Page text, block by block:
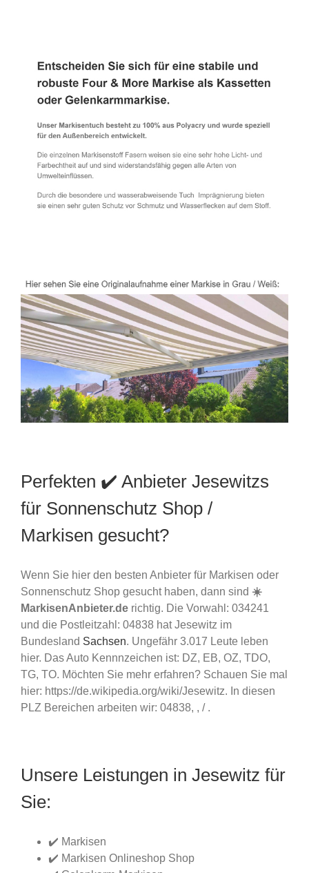
Perfekten ✔️ Anbieter Jesewitzs
für Sonnenschutz Shop /
Markisen gesucht?
Wenn Sie hier den besten Anbieter für Markisen oder
Sonnenschutz Shop gesucht haben, dann sind ☀️
MarkisenAnbieter.de richtig. Die Vorwahl: 034241
und die Postleitzahl: 04838 hat Jesewitz im
Bundesland Sachsen. Ungefähr 3.017 Leute leben
hier. Das Auto Kennnzeichen ist: DZ, EB, OZ, TDO,
TG, TO. Möchten Sie mehr erfahren? Schauen Sie mal
hier: https://de.wikipedia.org/wiki/Jesewitz. In diesen
PLZ Bereichen arbeiten wir: 04838, , / .
Unsere Leistungen in Jesewitz für
Sie:
✔️ Markisen
✔️ Markisen Onlineshop Shop